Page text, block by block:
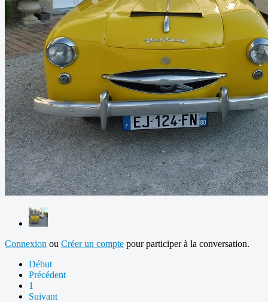
Connexion ou Créer un compte pour participer à la conversation.
Début
Précédent
1
Suivant